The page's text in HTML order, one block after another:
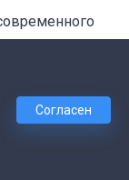
Полный курс.
и
Согласен